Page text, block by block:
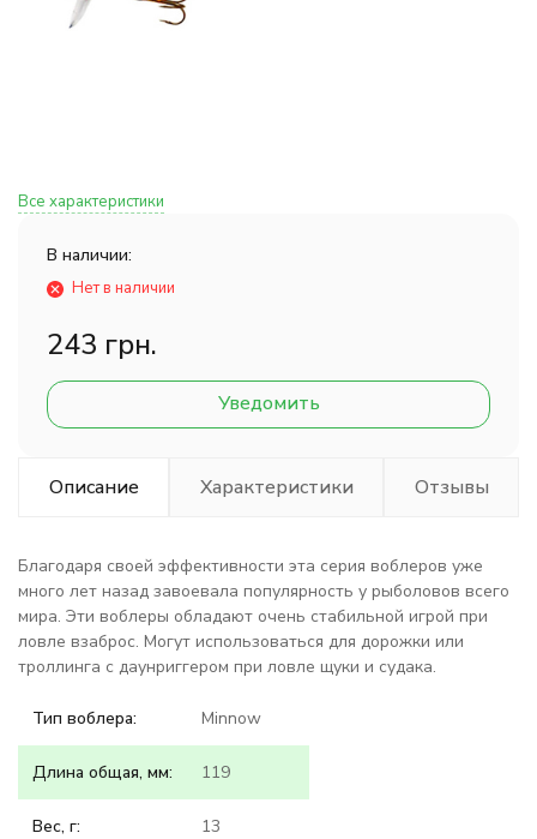
Все характеристики
В наличии:
Нет в наличии
243 грн.
Уведомить
Описание Характеристики Отзывы
Благодаря своей эффективности эта серия воблеров уже
много лет назад завоевала популярность у рыболовов всего
мира. Эти воблеры обладают очень стабильной игрой при
ловле взаброс. Могут использоваться для дорожки или
троллинга с даунриггером при ловле щуки и судака.
Тип воблера: Minnow
Длина общая, мм: 119
Вес, г: 13